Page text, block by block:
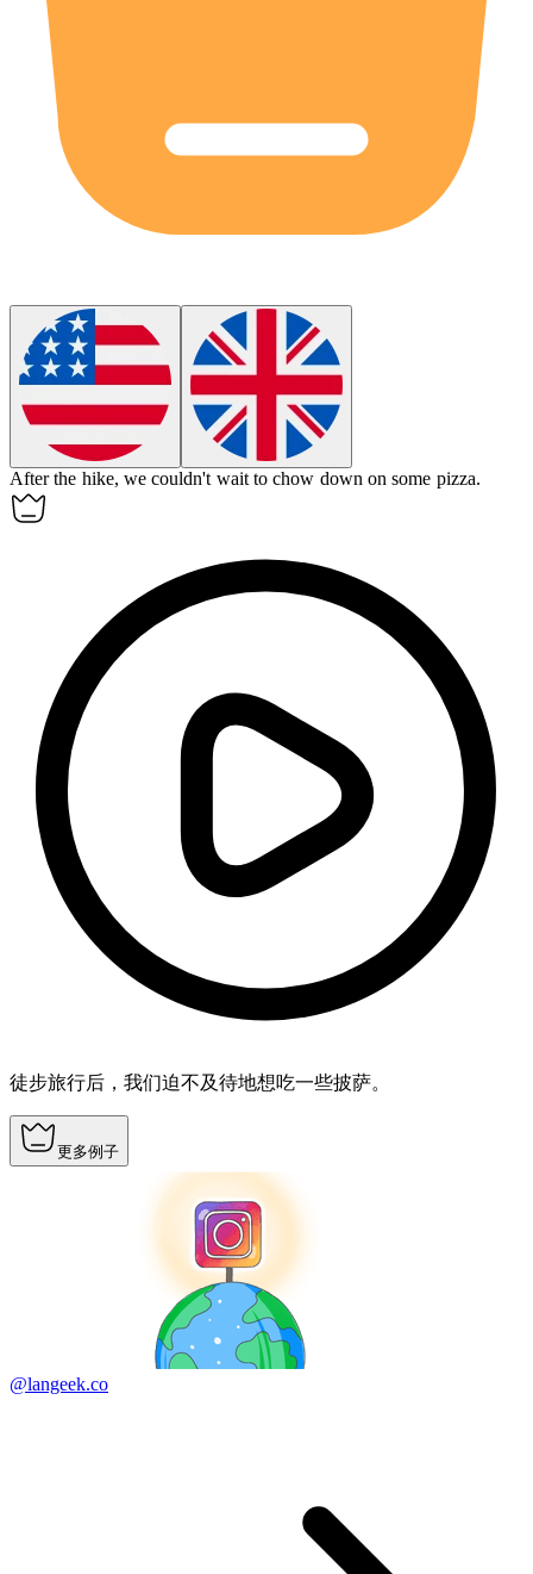
After the hike, we couldn't wait tochow down on some pizza.
徒步旅行后，我们迫不及待地想吃一些披萨。
更多例子
@langeek.co